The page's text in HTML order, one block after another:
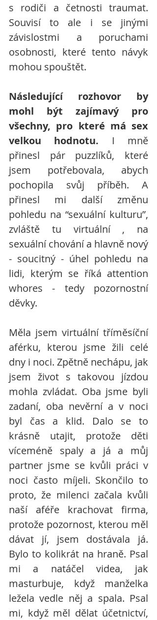
s rodiči a četnosti traumat.
Souvisí to ale i se jinými
závislostmi a poruchami
osobnosti, které tento návyk
mohou spouštět.
Následující rozhovor by
mohl být zajímavý pro
všechny, pro které má sex
velkou hodnotu. I mně
přinesl pár puzzlíků, které
jsem potřebovala, abych
pochopila svůj příběh. A
přinesl mi další změnu
pohledu na “sexuální kulturu”,
zvláště tu virtuální , na
sexuální chování a hlavně nový
- soucitný - úhel pohledu na
lidi, kterým se říká attention
whores - tedy pozornostní
děvky.
Měla jsem virtuální tříměsíční
aférku, kterou jsme žili celé
dny i noci. Zpětně nechápu, jak
jsem život s takovou jízdou
mohla zvládat. Oba jsme byli
zadaní, oba nevěrní a v noci
byl čas a klid. Dalo se to
krásně utajit, protože děti
víceméně spaly a já a můj
partner jsme se kvůli práci v
noci často míjeli. Skončilo to
proto, že milenci začala kvůli
naší aféře krachovat firma,
protože pozornost, kterou měl
dávat jí, jsem dostávala já.
Bylo to kolikrát na hraně. Psal
mi a natáčel videa, jak
masturbuje, když manželka
ležela vedle něj a spala. Psal
mi, když měl dělat účetnictví,